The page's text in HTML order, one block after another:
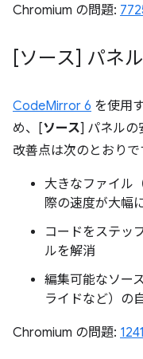
Chromium の問題:
[ソース] パネ
CodeMirror 6 を使用
め、[ソース] パネルの
改善点は次のとおりで
大きなファイル
際の速度が大幅
コードをステッ
ルを解消
編集可能なソー
ライドなど）の
Chromium の問題: